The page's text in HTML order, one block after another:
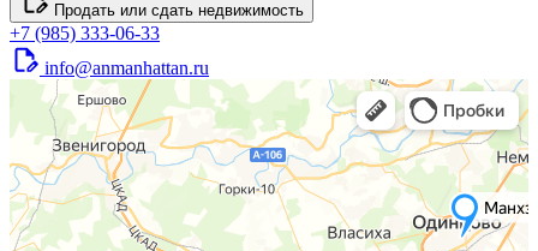
Продать или сдать недвижимость
+7 (985) 333-06-33
info@anmanhattan.ru